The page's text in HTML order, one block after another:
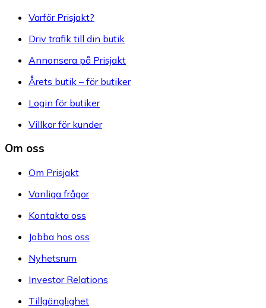
Varför Prisjakt?
Driv trafik till din butik
Annonsera på Prisjakt
Årets butik – för butiker
Login för butiker
Villkor för kunder
Om oss
Om Prisjakt
Vanliga frågor
Kontakta oss
Jobba hos oss
Nyhetsrum
Investor Relations
Tillgänglighet